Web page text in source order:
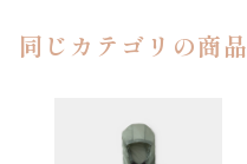
同じカテゴリの商品